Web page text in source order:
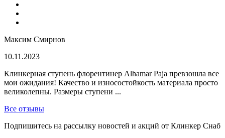
Максим Смирнов
10.11.2023
Клинкерная ступень флорентинер Alhamar Paja превзошла все
мои ожидания! Качество и износостойкость материала просто
великолепны. Размеры ступени ...
Все отзывы
Подпишитесь на рассылку новостей и акций от Клинкер Снаб